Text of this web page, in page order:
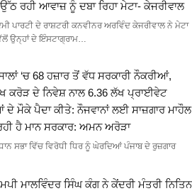
ਰਹੀ ਆਵਾਜ਼ ਨੂੰ ਦਬਾ ਰਿਹਾ ਮੇਟਾ- ਕੇਜਰੀਵਾਲ
ਪਾਰਟੀ ਦੇ ਰਾਸ਼ਟਰੀ ਕਨਵੀਨਰ ਅਰਵਿੰਦ ਕੇਜਰੀਵਾਲ ਨੇ ਮੇਟਾ
ਉਨ੍ਹਾਂ ਦੇ ਇੰਸਟਾਗ੍ਰਾਮ…
‘ਚ 68 ਹਜ਼ਾਰ ਤੋਂ ਵੱਧ ਸਰਕਾਰੀ ਨੌਕਰੀਆਂ,
ਕਰੋੜ ਦੇ ਨਿਵੇਸ਼ ਨਾਲ 6.36 ਲੱਖ ਪ੍ਰਾਈਵੇਟ
ਦੇ ਮੌਕੇ ਪੈਦਾ ਕੀਤੇ: ਨੌਜਵਾਨਾਂ ਲਈ ਸਾਜ਼ਗਾਰ ਮਾਹੌਲ
ਹੈ ਮਾਨ ਸਰਕਾਰ: ਅਮਨ ਅਰੋੜਾ
ਸਭਾ ਵਿੱਚ ਵਿਰੋਧੀ ਧਿਰ ਨੂੰ ਘੇਰਦਿਆਂ ਪੰਜਾਬ ਦੇ ਰੁਜ਼ਗਾਰ
ਮਾਲਵਿੰਦਰ ਸਿੰਘ ਕੰਗ ਨੇ ਕੇਂਦਰੀ ਮੰਤਰੀ ਨਿਤਿਨ